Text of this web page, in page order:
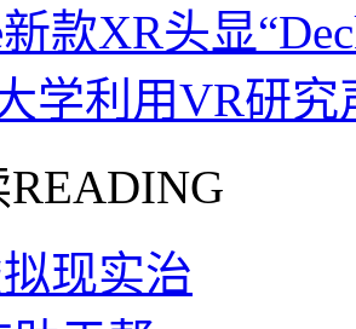
款XR头显
学利用VR研
READING